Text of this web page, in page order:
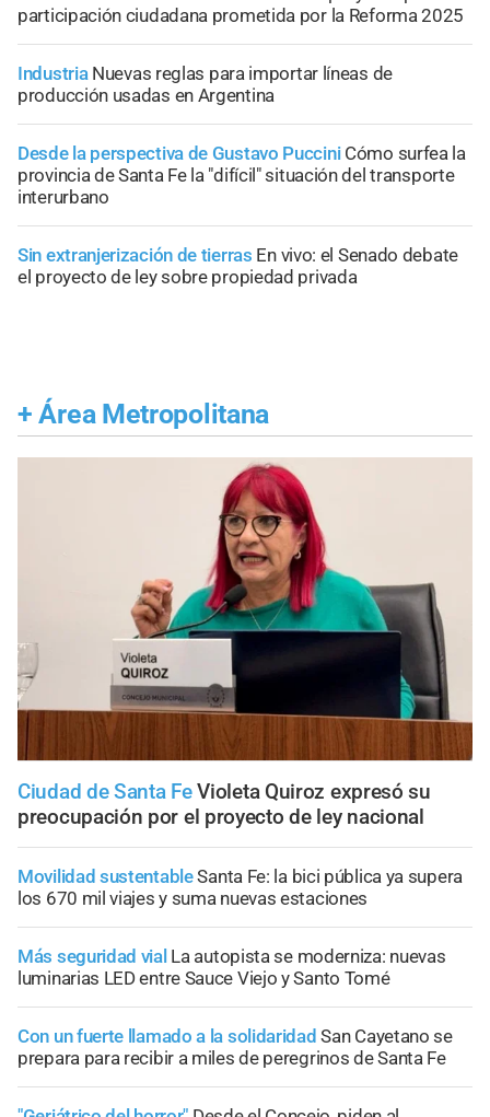
participación ciudadana prometida por la Reforma 2025
Industria Nuevas reglas para importar líneas de
producción usadas en Argentina
Desde la perspectiva de Gustavo Puccini Cómo surfea la
provincia de Santa Fe la "difícil" situación del transporte
interurbano
Sin extranjerización de tierras En vivo: el Senado debate
el proyecto de ley sobre propiedad privada
+ Área Metropolitana
Ciudad de Santa Fe Violeta Quiroz expresó su
preocupación por el proyecto de ley nacional
Movilidad sustentableSanta Fe: la bici pública ya supera
los 670 mil viajes y suma nuevas estaciones
Más seguridad vial La autopista se moderniza: nuevas
luminarias LED entre Sauce Viejo y Santo Tomé
Con un fuerte llamado a la solidaridad San Cayetano se
prepara para recibir a miles de peregrinos de Santa Fe